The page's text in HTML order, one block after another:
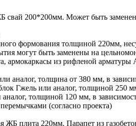
свай 200*200мм. Может быть
формования толщиной 220мм,
могут быть заменены на
армокаркасы из рифленой
аналог, толщина от 380 мм, в
Гжель или аналог, толщиной 250
толщиной 120 мм, в
(согласно проекта)
ЖБ плита 220мм. Парапет из